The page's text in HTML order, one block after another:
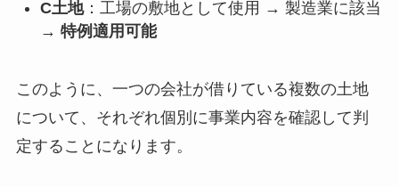
C土地：工場の敷地として使用 → 製造業に該当
→ 特例適用可能
このように、一つの会社が借りている複数の土地
について、それぞれ個別に事業内容を確認して判
定することになります。